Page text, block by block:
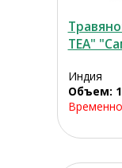
TEA"
Индия
Объем: